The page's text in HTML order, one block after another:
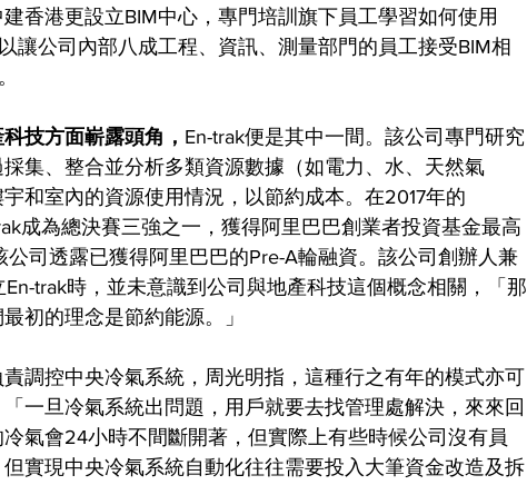
香港更設立BIM中心，專門培訓旗下員工學習如何使用
讓公司內部八成工程、資訊、測量部門的員工接受BIM相
技方面嶄露頭角， En-trak便是其中一間。該公司專門研究
集、整合並分析多類資源數據（如電力、水、天然氣
和室內的資源使用情況，以節約成本。在2017年的
成為總決賽三強之一，獲得阿里巴巴創業者投資基金最高
司透露已獲得阿里巴巴的Pre-A輪融資。該公司創辦人兼
trak時，並未意識到公司與地產科技這個概念相關，「那
初的理念是節約能源。」
調控中央冷氣系統，周光明指，這種行之有年的模式亦可
一旦冷氣系統出問題，用戶就要去找管理處解決，來來回
氣會24小時不間斷開著，但實際上有些時候公司沒有員
實現中央冷氣系統自動化往往需要投入大筆資金改造及拆